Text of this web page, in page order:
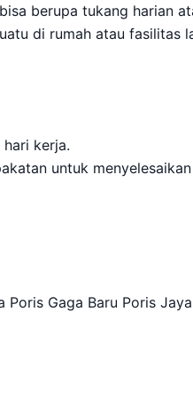
berupa tukang harian
di rumah atau fasilitas
kerja.
untuk
Poris Gaga Baru Poris Jaya